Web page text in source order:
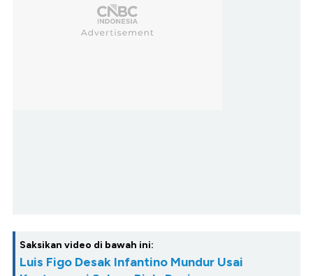
Saksikan video di bawah ini:
Luis Figo Desak Infantino Mundur Usai